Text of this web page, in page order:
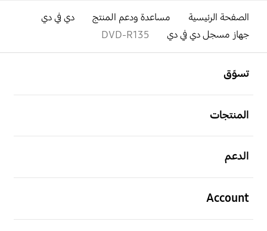
الصفحة الرئيسية مساعدة ودعم المنتج
دي في دي
جهاز مسجل دي في دي
DVD-R135
تسوّق
المنتجات
الدعم
Account